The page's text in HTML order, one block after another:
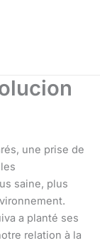
une prise de
saine, plus
a planté ses
relation à la